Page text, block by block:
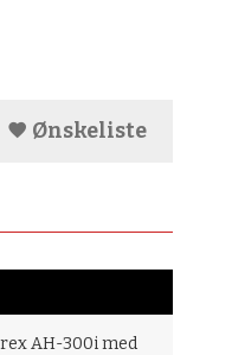
Ønskeliste
AH-300i med